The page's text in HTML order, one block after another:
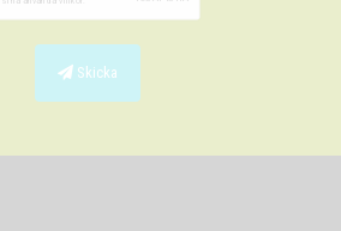
Skicka